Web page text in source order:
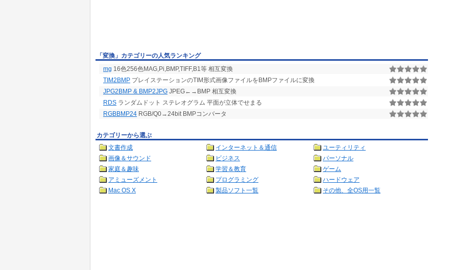
「変換」カテゴリーの人気ランキング
mg 16色256色MAG,Pi,BMP,TIFF,B1等 相互変換
TIM2BMP プレイステーションのTIM形式画像ファイルをBMPファイルに変換
JPG2BMP & BMP2JPG JPEG←→BMP 相互変換
RDS ランダムドット ステレオグラム 平面が立体でせまる
RGBBMP24 RGB/Q0→24bit BMPコンバータ
カテゴリーから選ぶ
文書作成
インターネット＆通信
ユーティリティ
画像＆サウンド
ビジネス
パーソナル
家庭＆趣味
学習＆教育
ゲーム
アミューズメント
プログラミング
ハードウェア
Mac OS X
製品ソフト一覧 その他、全OS用一覧